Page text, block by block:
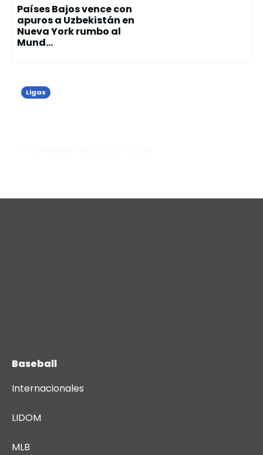
Países Bajos vence con
apuros a Uzbekistán en
Nueva York rumbo al
Mund...
Ligas
Baseball
Internacionales
LIDOM
MLB